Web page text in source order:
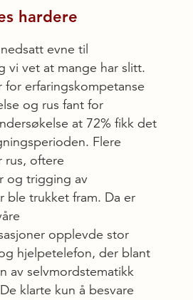
hardere​​
evne til
vi vet at mange har slitt.
for erfaringskompetanse
og rus fant for
at 72% fikk det
Flere
rus, oftere
og trigging av
ble trukket fram. Da er
opplevde stor
hjelpetelefon, der blant
av selvmordstematikk
klarte kun å besvare